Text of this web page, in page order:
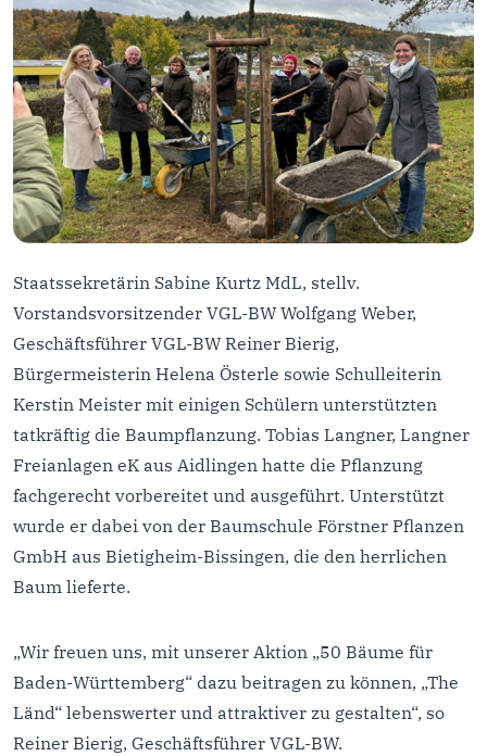
Staatssekretärin Sabine Kurtz MdL, stellv.
Vorstandsvorsitzender VGL-BW Wolfgang Weber,
Geschäftsführer VGL-BW Reiner Bierig,
Bürgermeisterin Helena Österle sowie Schulleiterin
Kerstin Meister mit einigen Schülern unterstützten
tatkräftig die Baumpflanzung. Tobias Langner, Langner
Freianlagen eK aus Aidlingen hatte die Pflanzung
fachgerecht vorbereitet und ausgeführt. Unterstützt
wurde er dabei von der Baumschule Förstner Pflanzen
GmbH aus Bietigheim-Bissingen, die den herrlichen
Baum lieferte.
„Wir freuen uns, mit unserer Aktion „50 Bäume für
Baden-Württemberg“ dazu beitragen zu können, „The
Länd“ lebenswerter und attraktiver zu gestalten“, so
Reiner Bierig, Geschäftsführer VGL-BW.